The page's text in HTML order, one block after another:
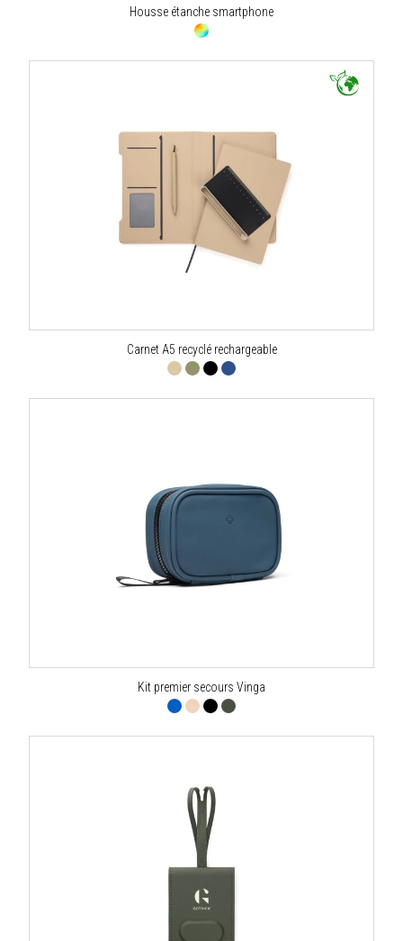
Housse étanche smartphone
Carnet A5 recyclé rechargeable
Kit premier secours Vinga